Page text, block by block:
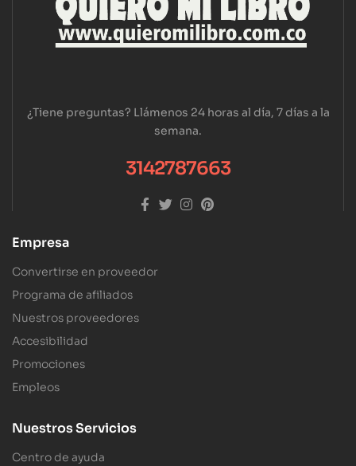
¿Tiene preguntas? Llámenos 24 horas al día, 7 días a la
semana.
3142787663
Empresa
Convertirse en proveedor
Programa de afiliados
Nuestros proveedores
Accesibilidad
Promociones
Empleos
Nuestros Servicios
Centro de ayuda